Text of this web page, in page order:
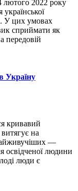
лютого 2022 року
У цих умовах
сприймати як
передовій
Україну
кривавий
на
—
освідченої людини
люди є